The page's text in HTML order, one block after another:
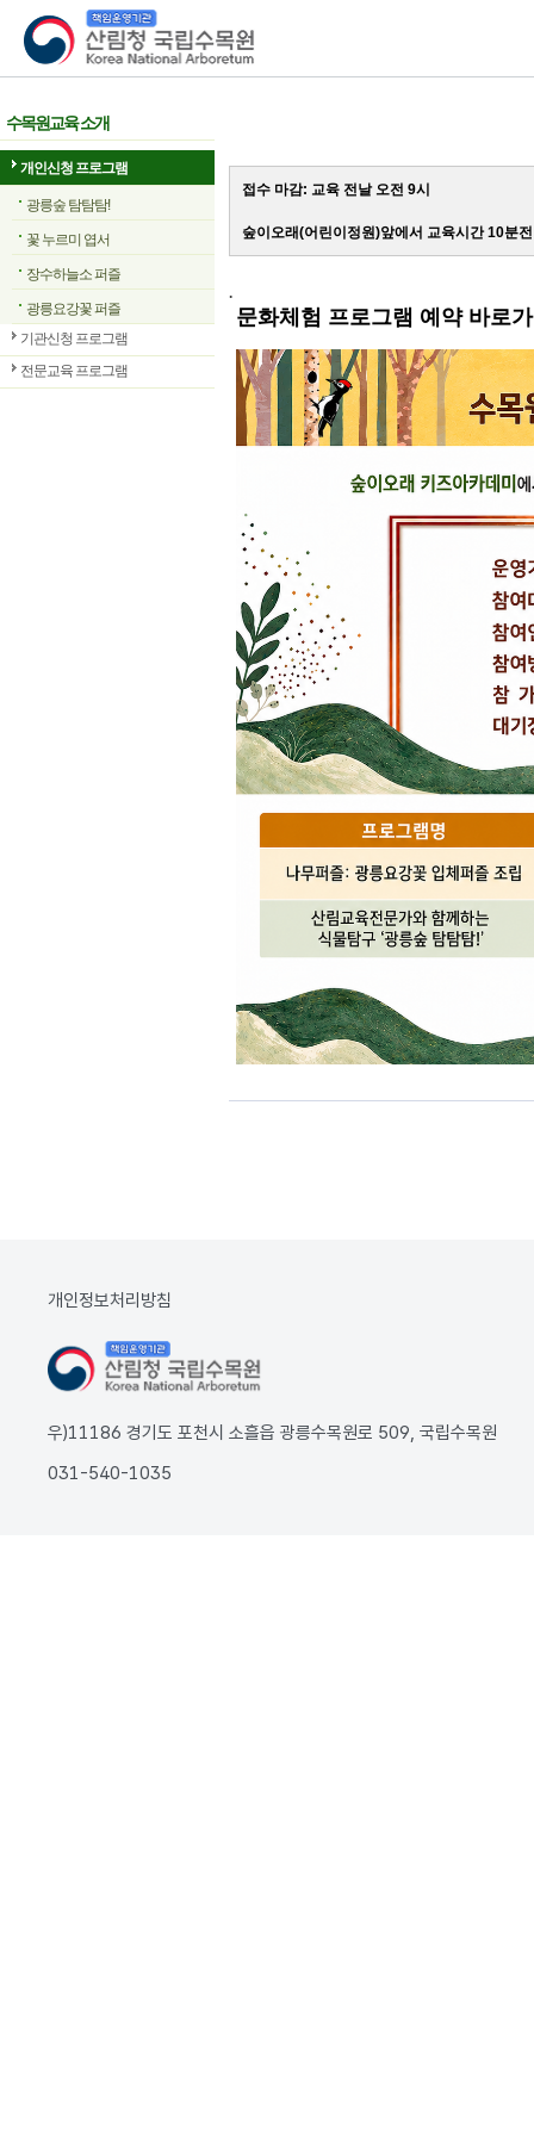
산림청 국립수목원
수목원교육 소개
개인신청 프로그램
광릉숲 탐탐탐!
꽃 누르미 엽서
장수하늘소 퍼즐
광릉요강꽃 퍼즐
기관신청 프로그램
전문교육 프로그램
접수 마감: 교육 전날 오전 9시
숲이오래(어린이정원)앞에서 교육시간 10분
.
문화체험 프로그램 예약 바로
개인정보처리방침
우)11186 경기도 포천시 소흘읍 광릉수목원로 509, 국립수목원
031-540-1035